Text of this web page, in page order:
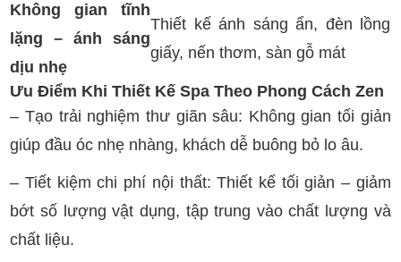
Không gian tĩnh
lặng – ánh sáng
dịu nhẹ
Thiết kế ánh sáng ẩn, đèn lồng
giấy, nến thơm, sàn gỗ mát
Ưu Điểm Khi Thiết Kế Spa Theo Phong Cách Zen
– Tạo trải nghiệm thư giãn sâu: Không gian tối giản
giúp đầu óc nhẹ nhàng, khách dễ buông bỏ lo âu.
– Tiết kiệm chi phí nội thất: Thiết kế tối giản – giảm
bớt số lượng vật dụng, tập trung vào chất lượng và
chất liệu.